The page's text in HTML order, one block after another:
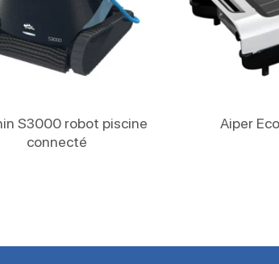
S3000 robot piscine
connecté
Aiper